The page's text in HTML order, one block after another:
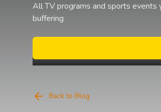
All TV programs and sports events
buffering
Back to Blog